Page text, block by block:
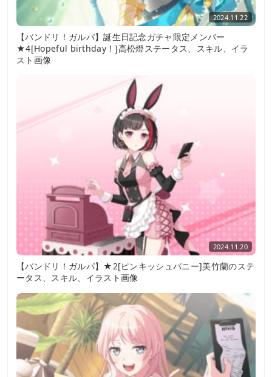
2024.11.22
【バンドリ！ガルパ】誕生日記念ガチャ限定メンバー
★4[Hopeful birthday！]高松燈ステータス、スキル、イラ
スト画像
2024.11.20
【バンドリ！ガルパ】★2[ピンキッシュバニー]美竹蘭のステ
ータス、スキル、イラスト画像